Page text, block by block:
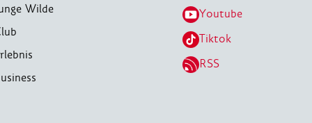
Wilde
Youtube
Tiktok
RSS